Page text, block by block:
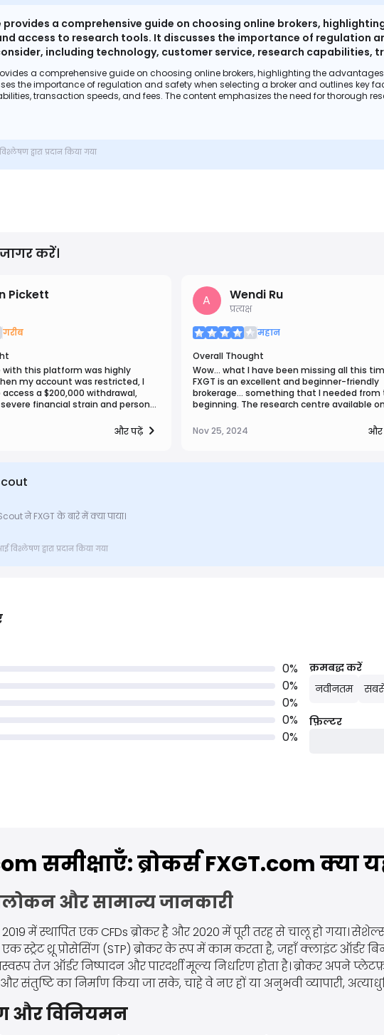
provides a comprehensive guide on choosing online brokers,
access to research tools. It discusses the importance of regulation
including technology, customer service, research capabilities,
thorough research to avoid scams and find reputable brokers,
a comprehensive guide on choosing online brokers, highlighting the
the importance of regulation and safety when selecting a broker and outlines key
transaction speeds, and fees. The content emphasizes the need for thorough
द्वारा प्रदान किया गया
करें।
Pickett
गरीब
with this platform was highly
my account was restricted, I
a $200,000 withdrawal,
financial strain and personal
help, the process was
difficult. Let this be a reminder to
और पढ़ें
A Wendi Ru
प्रत्यक्ष
महान
Overall Thought
Wow… what I have been missing all this
FXGT is an excellent and beginner-friendly
brokerage… something that I needed from
beginning. The research centre available
since I switched here I improve my
far 😀 I am happy that I have discovered
Nov 25, 2024 और
ने FXGT के बारे में क्या पाया।
विश्लेषण द्वारा प्रदान किया गया
0%
0%
0%
0%
0%
क्रमबद्ध करें
नवीनतम
सबसे
फ़िल्टर
समीक्षाएँ: ब्रोकर्स FXGT.com क्या
और सामान्य जानकारी
में स्थापित एक CFDs ब्रोकर है और 2020 में पूरी तरह से चालू हो गया।
स्ट्रेट थ्रू प्रोसेसिंग (STP) ब्रोकर के रूप में काम करता है, जहाँ क्लाइंट ऑर्डर
तेज़ ऑर्डर निष्पादन और पारदर्शी मूल्य निर्धारण होता है। ब्रोकर अपने
और संतुष्टि का निर्माण किया जा सके, चाहे वे नए हों या अनुभवी व्यापारी,
और विनियमन